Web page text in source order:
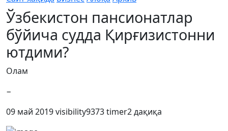
Ўзбекистон пансионатлар
бўйича судда Қирғизистонни
ютдими?
Олам
−
09 май 2019visibility9373timer2 дақиқа